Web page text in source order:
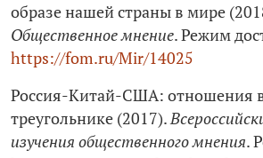
образе нашей страны в мире
Общественное мнение. Режим
https://fom.ru/Mir/14025
Россия-Китай-США: отношения в
треугольнике (2017).
изучения общественного мнения.